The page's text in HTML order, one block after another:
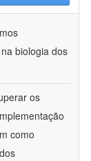
biologia dos
os
como